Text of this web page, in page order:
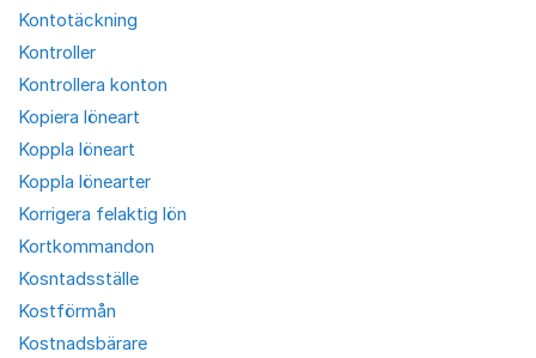
Kontotäckning
Kontroller
Kontrollera konton
Kopiera löneart
Koppla löneart
Koppla lönearter
Korrigera felaktig lön
Kortkommandon
Kosntadsställe
Kostförmån
Kostnadsbärare